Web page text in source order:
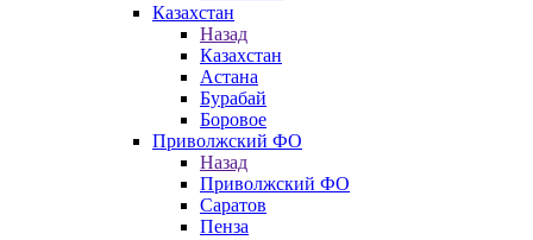
Казахстан
Назад
Казахстан
Астана
Бурабай
Боровое
Приволжский ФО
Назад
Приволжский ФО
Саратов
Пенза